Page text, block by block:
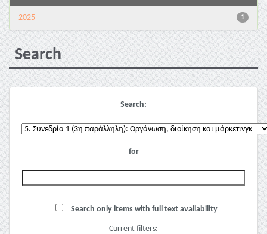
1
2025
Search
Search:
for
Search only items with full text availability
Current filters: